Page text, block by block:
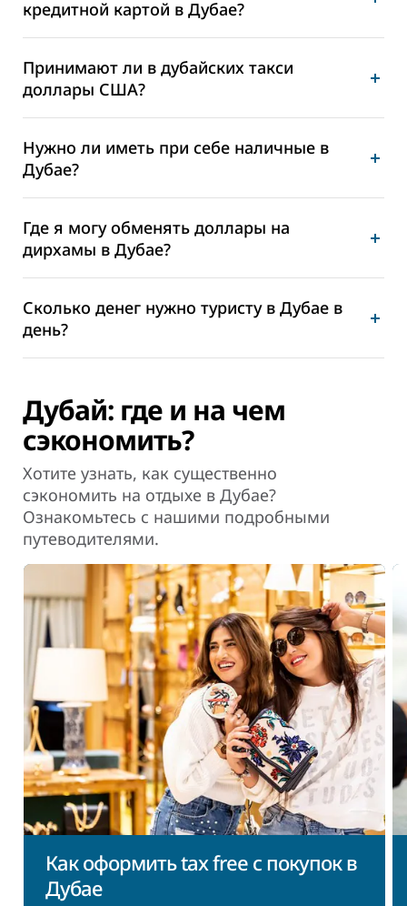
кредитной картой в Дубае?
Принимают ли в дубайских такси
доллары США?
Нужно ли иметь при себе наличные в
Дубае?
Где я могу обменять доллары на
дирхамы в Дубае?
Сколько денег нужно туристу в Дубае в
день?
Дубай: где и на чем
сэкономить?
Хотите узнать, как существенно
сэкономить на отдыхе в Дубае?
Ознакомьтесь с нашими подробными
путеводителями.
Как оформить tax free с покупок в
Дубае